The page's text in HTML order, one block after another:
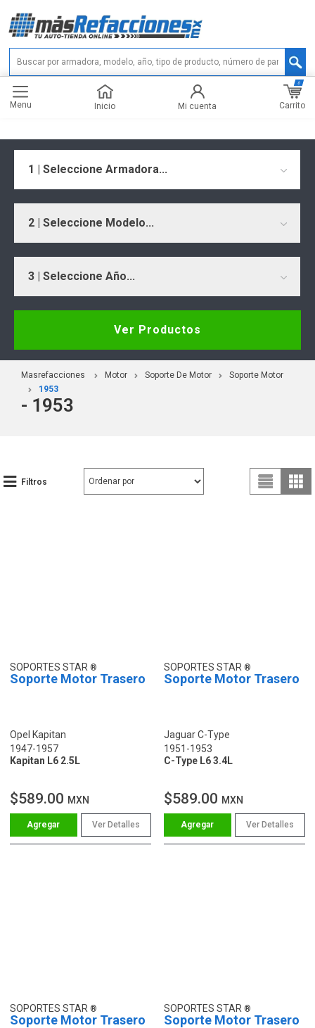
Menu Inicio Mi cuenta Carrito
0
1 | Seleccione Armadora...
2 | Seleccione Modelo...
3 | Seleccione Año...
Ver Productos
Masrefacciones Motor Soporte De Motor
Soporte Motor
1953
- 1953
Filtros
SOPORTES STAR
Soporte Motor Trasero
Opel Kapitan
1947-1957
Kapitan L6 2.5L
$589.00 MXN
Ver Detalles
SOPORTES STAR
Soporte Motor Trasero
Jaguar C-Type
1951-1953
C-Type L6 3.4L
$589.00 MXN
Ver Detalles
SOPORTES STAR
Soporte Motor Trasero
SOPORTES STAR
Soporte Motor Trasero